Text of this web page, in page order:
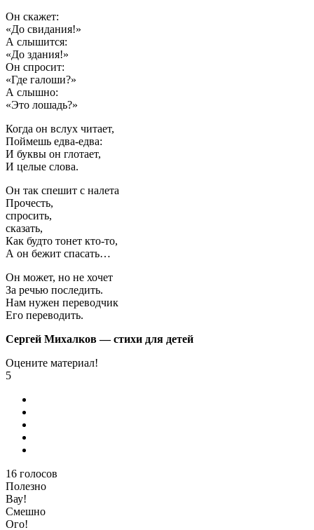
Он скажет:
«До свидания!»
А слышится:
«До здания!»
Он спросит:
«Где галоши?»
А слышно:
«Это лошадь?»
Когда он вслух читает,
Поймешь едва-едва:
И буквы он глотает,
И целые слова.
Он так спешит с налета
Прочесть,
спросить,
сказать,
Как будто тонет кто-то,
А он бежит спасать…
Он может, но не хочет
За речью последить.
Нам нужен переводчик
Его переводить.
Сергей Михалков — стихи для детей
Оцените материал!
5
16 голосов
Полезно
Вау!
Смешно
Ого!